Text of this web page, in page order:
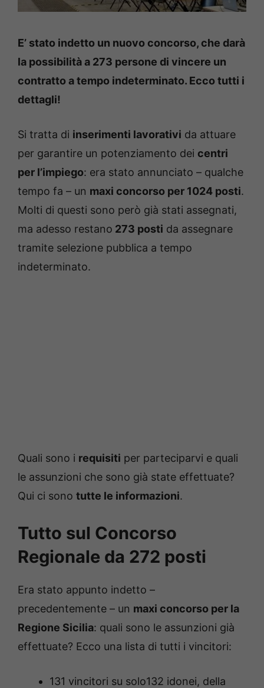
E’ stato indetto un nuovo concorso, che darà
la possibilità a 273 persone di vincere un
contratto a tempo indeterminato. Ecco tutti i
dettagli!
Si tratta di inserimenti lavorativi da attuare
per garantire un potenziamento dei centri
per l’impiego: era stato annunciato – qualche
tempo fa – un maxi concorso per 1024 posti.
Molti di questi sono però già stati assegnati,
ma adesso restano 273 posti da assegnare
tramite selezione pubblica a tempo
indeterminato.
Quali sono i requisiti per parteciparvi e quali
le assunzioni che sono già state effettuate?
Qui ci sono tutte le informazioni.
Tutto sul Concorso
Regionale da 272 posti
Era stato appunto indetto –
precedentemente – un maxi concorso per la
Regione Sicilia: quali sono le assunzioni già
effettuate? Ecco una lista di tutti i vincitori:
131 vincitori su solo132 idonei, della